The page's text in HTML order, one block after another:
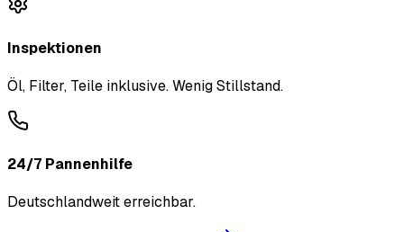
Inspektionen
Öl, Filter, Teile inklusive. Wenig Stillstand.
24/7 Pannenhilfe
Deutschlandweit erreichbar.